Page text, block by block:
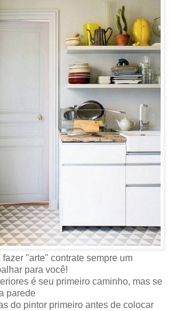
"arte" contrate sempre um
para você!
é seu primeiro caminho, mas se
parede
do pintor primeiro antes de colocar